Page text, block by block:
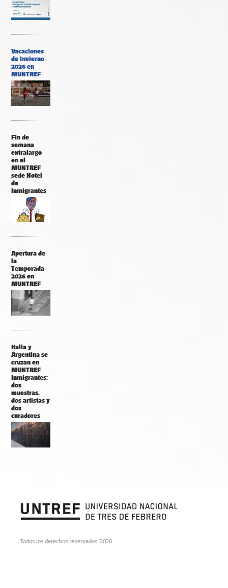
Vacaciones
de invierno
2026 en
MUNTREF
Fin de
semana
extralargo
en el
MUNTREF
sede Hotel
de
Inmigrantes
Apertura de
la
Temporada
2026 en
MUNTREF
Italia y
Argentina se
cruzan en
MUNTREF
Inmigrantes:
dos
muestras,
dos artistas y
dos
curadores
Todos los derechos reservados. 2026